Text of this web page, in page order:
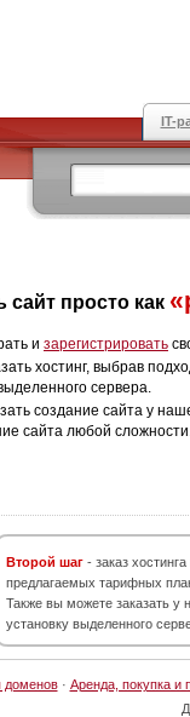
IT-
сайт просто как
и зарегистрировать
хостинг, выбрав
сервера.
создание сайта у
сайта любой
Второй шаг - заказ хостинга
предлагаемых тарифных
Также вы можете заказать у
установку выделенного
доменов· Аренда, покупка и